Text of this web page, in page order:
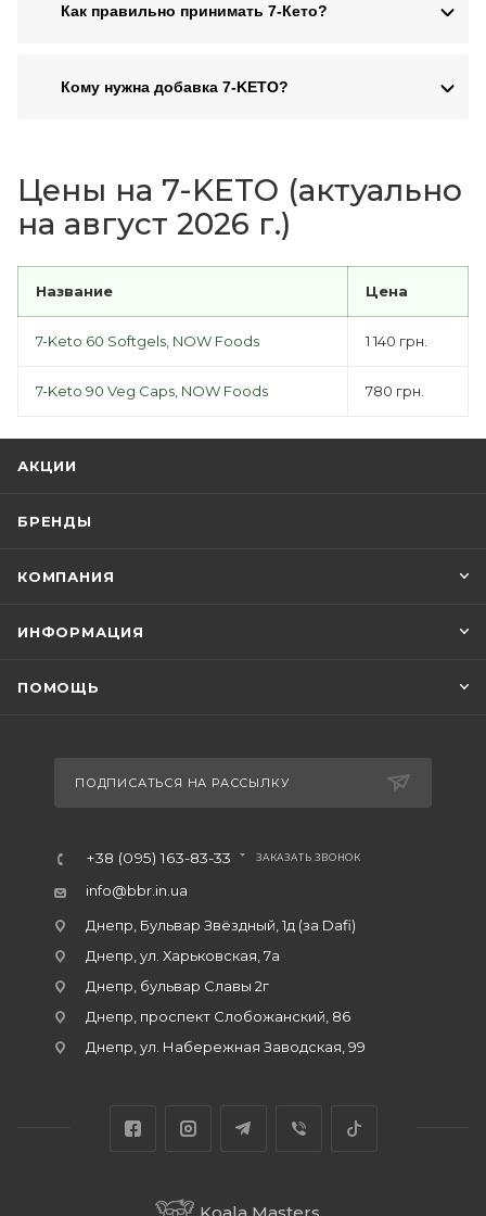
Как правильно принимать 7-Кето?
Кому нужна добавка 7-KETO?
Цены на 7-KETO (актуально
на август 2026 г.)
Название Цена
7-Keto 60 Softgels, NOW Foods 1 140 грн.
7-Keto 90 Veg Caps, NOW Foods 780 грн.
АКЦИИ
БРЕНДЫ
КОМПАНИЯ
ИНФОРМАЦИЯ
ПОМОЩЬ
ПОДПИСАТЬСЯ НА РАССЫЛКУ
+38 (095) 163-83-33 ЗАКАЗАТЬ ЗВОНОК
info@bbr.in.ua
Днепр, Бульвар Звёздный, 1д (за Dafi)
Днепр, ул. Харьковская, 7а
Днепр, бульвар Славы 2г
Днепр, проспект Слобожанский, 86
Днепр, ул. Набережная Заводская, 99